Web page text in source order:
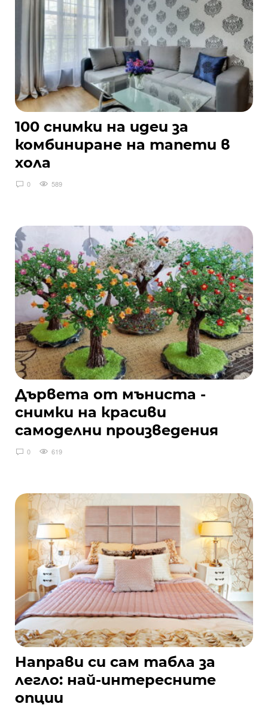
100 снимки на идеи за
комбиниране на тапети в
хола
0 589
Дървета от мъниста -
снимки на красиви
самоделни произведения
0 619
Направи си сам табла за
легло: най-интересните
опции